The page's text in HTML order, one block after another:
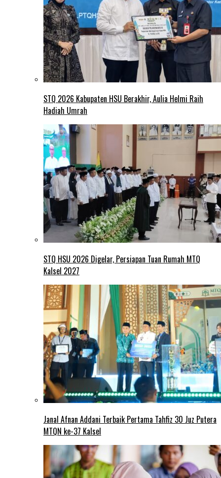
STQ 2026 Kabupaten HSU Berakhir, Aulia Helmi Raih
Hadiah Umrah
STQ HSU 2026 Digelar, Persiapan Tuan Rumah MTQ
Kalsel 2027
Janal Afnan Addani Terbaik Pertama Tahfiz 30 Juz Putera
MTQN ke-37 Kalsel